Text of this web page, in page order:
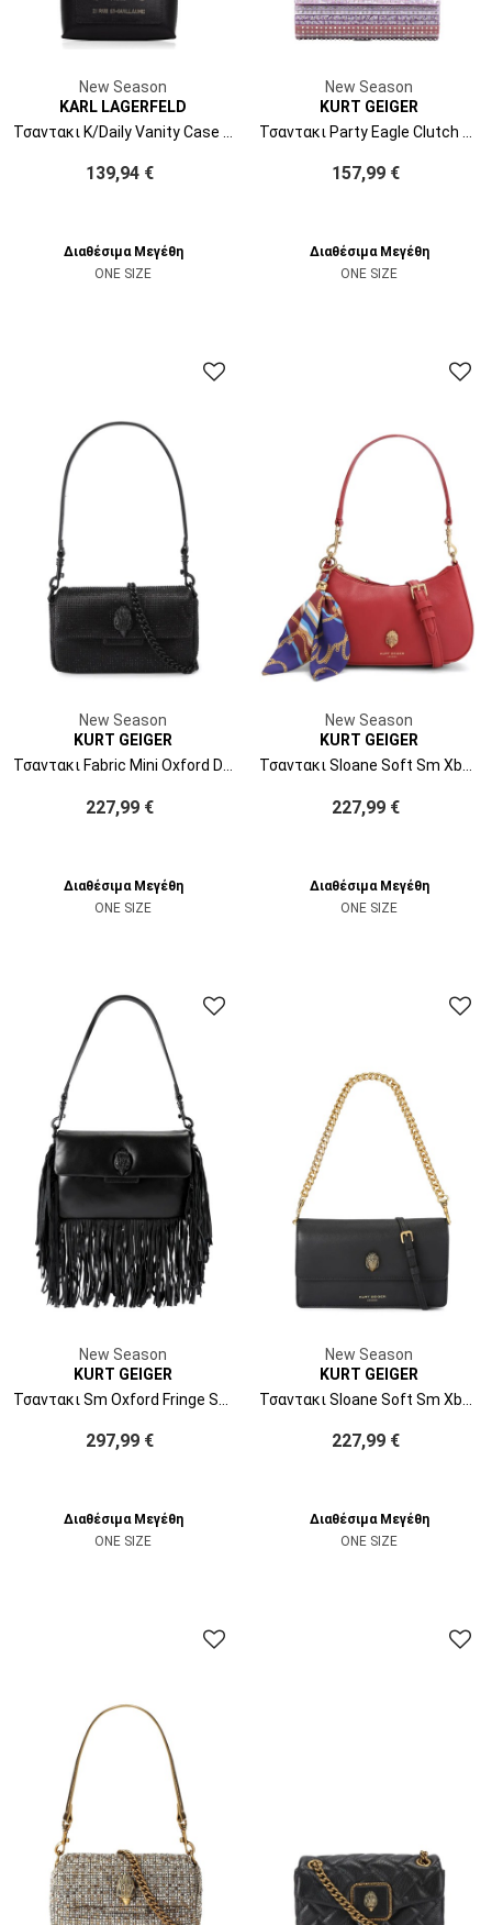
New Season
KARL LAGERFELD
139,94 €
Διαθέσιμα Μεγέθη
ONE SIZE
New Season
KURT GEIGER
157,99 €
Διαθέσιμα Μεγέθη
ONE SIZE
New Season
KURT GEIGER
Τσαντακι Fabric Mini Oxford Dr 5838400609 00-black
227,99 €
Διαθέσιμα Μεγέθη
ONE SIZE
New Season
KURT GEIGER
Τσαντακι Sloane Soft Sm Xbody 5832759109 59-red/other
227,99 €
Διαθέσιμα Μεγέθη
ONE SIZE
New Season
KURT GEIGER
297,99 €
Διαθέσιμα Μεγέθη
ONE SIZE
New Season
KURT GEIGER
227,99 €
Διαθέσιμα Μεγέθη
ONE SIZE